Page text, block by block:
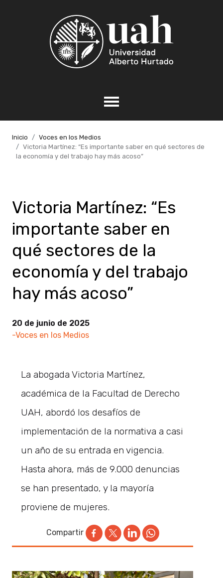
Inicio
Voces en los Medios
Victoria Martínez: “Es importante saber en qué sectores de
la economía y del trabajo hay más acoso”
Victoria Martínez: “Es
importante saber en
qué sectores de la
economía y del trabajo
hay más acoso”
20 de junio de 2025
-Voces en los Medios
La abogada Victoria Martínez,
académica de la Facultad de Derecho
UAH, abordó los desafíos de
implementación de la normativa a casi
un año de su entrada en vigencia.
Hasta ahora, más de 9.000 denuncias
se han presentado, y la mayoría
proviene de mujeres.
Compartir